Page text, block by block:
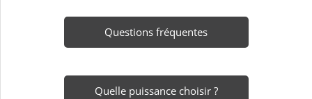
Questions fréquentes
Quelle puissance choisir ?